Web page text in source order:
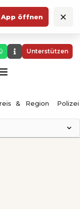
App öffnen ×
Unterstützen
& Region Polizei